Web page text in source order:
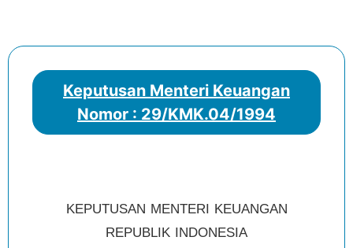
Keputusan Menteri Keuangan
Nomor : 29/KMK.04/1994
KEPUTUSAN MENTERI KEUANGAN
REPUBLIK INDONESIA